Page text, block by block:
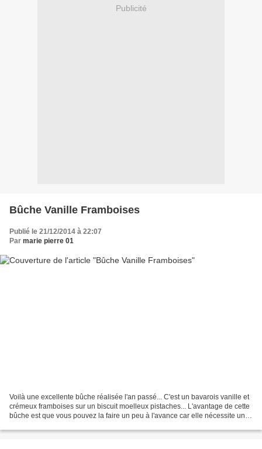
Publicité
Bûche Vanille Framboises
Publié le 21/12/2014 à 22:07
Par marie pierre 01
Voilà une excellente bûche réalisée l'an passé... C'est un bavarois vanille et
crémeux framboises sur un biscuit moelleux pistaches... L'avantage de cette
bûche est que vous pouvez la faire un peu à l'avance car elle nécessite un